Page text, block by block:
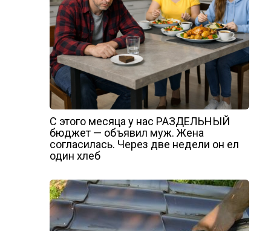
С этого месяца у нас РАЗДЕЛЬНЫЙ
бюджет — объявил муж. Жена
согласилась. Через две недели он ел
один хлеб